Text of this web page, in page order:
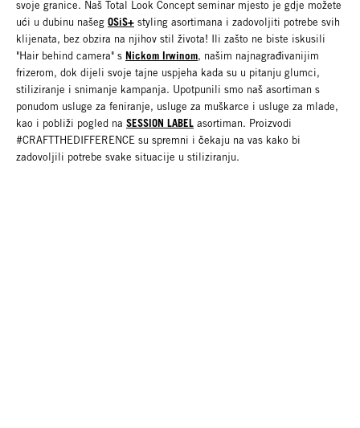
svoje granice. Naš Total Look Concept seminar mjesto je gdje možete
ući u dubinu našeg OSiS+ styling asortimana i zadovoljiti potrebe svih
klijenata, bez obzira na njihov stil života! Ili zašto ne biste iskusili
"Hair behind camera" s Nickom Irwinom, našim najnagrađivanijim
frizerom, dok dijeli svoje tajne uspjeha kada su u pitanju glumci,
stiliziranje i snimanje kampanja. Upotpunili smo naš asortiman s
ponudom usluge za feniranje, usluge za muškarce i usluge za mlade,
kao i pobliži pogled na SESSION LABEL asortiman. Proizvodi
#CRAFTTHEDIFFERENCE su spremni i čekaju na vas kako bi
zadovoljili potrebe svake situacije u stiliziranju.